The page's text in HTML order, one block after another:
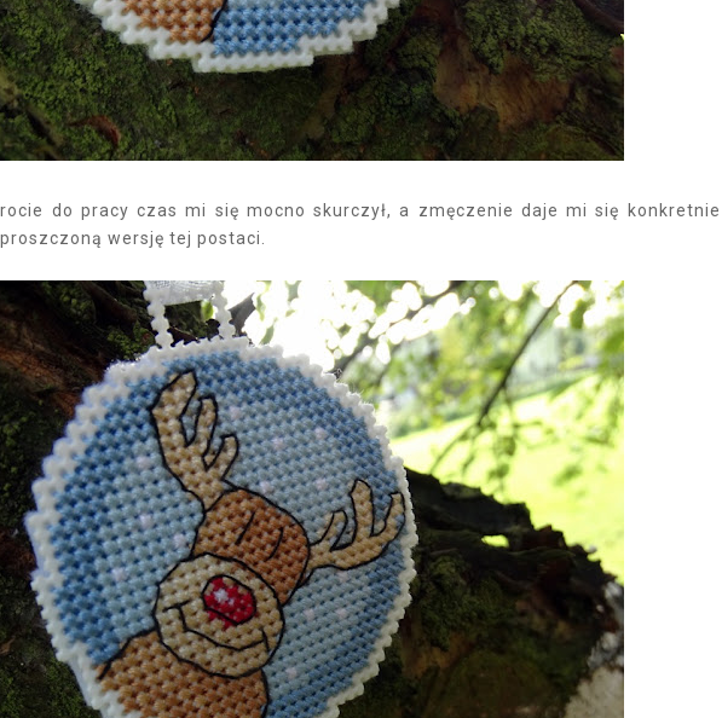
do pracy czas mi się mocno skurczył, a zmęczenie daje mi się
wersję tej postaci.